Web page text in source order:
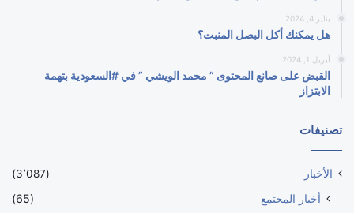
يناير 4, 2024
هل يمكنك أكل البصل المنبت؟
أبريل 1, 2024
القبض على صانع المحتوى ” محمد الويشي ” في #السعودية بتهمة
الابتزاز
تصنيفات
الأخبار (3٬087)
أخبار المجتمع
(65)